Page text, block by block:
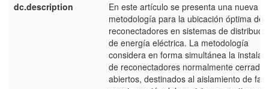
dc.description
En este artículo se presenta una nueva
metodología para la ubicación óptima de
reconectadores en sistemas de
de energía eléctrica. La metodología
considera en forma simultánea la
de reconectadores normalmente
abiertos, destinados al aislamiento de